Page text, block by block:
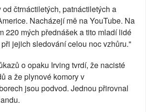
čtrnáctiletých, patnáctiletých a
Nacházejí mě na YouTube. Na
220 mých přednášek a tito mladí lidé
jejich sledování celou noc vzhůru."
o opaku Irving tvrdí, že nacisté
a že plynové komory v
jsou podvod. Jednou přirovnal